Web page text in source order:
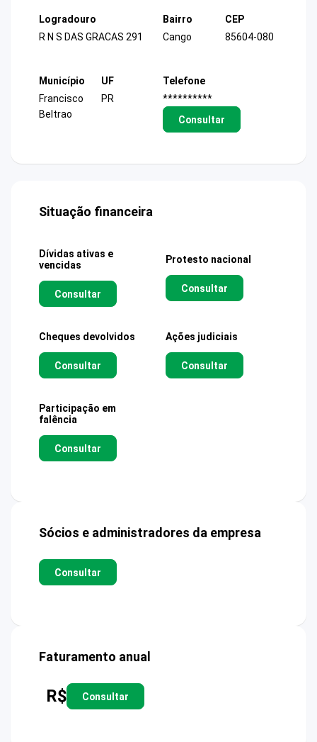
Logradouro
R N S DAS GRACAS 291
Bairro
Cango
CEP
85604-080
Município
Francisco
Beltrao
UF
PR
Telefone
**********
Consultar
Situação financeira
Dívidas ativas e
vencidas
Consultar
Protesto nacional
Consultar
Cheques devolvidos
Consultar
Ações judiciais
Consultar
Participação em
falência
Consultar
Sócios e administradores da empresa
Consultar
Faturamento anual
R$ Consultar